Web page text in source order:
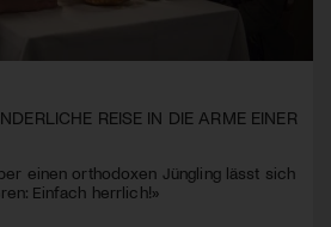
REISE IN DIE ARME EINER
einen orthodoxen Jüngling lässt sich
Einfach herrlich!»